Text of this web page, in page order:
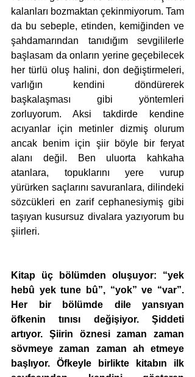
kalanları bozmaktan çekinmiyorum. Tam
da bu sebeple, etinden, kemiğinden ve
şahdamarından tanıdığım sevgililerle
başlasam da onların yerine geçebilecek
her türlü oluş halini, don değiştirmeleri,
varlığın kendini döndürerek
başkalaşması gibi yöntemleri
zorluyorum. Aksi takdirde kendine
acıyanlar için metinler dizmiş olurum
ancak benim için şiir böyle bir feryat
alanı değil. Ben uluorta kahkaha
atanlara, topuklarını yere vurup
yürürken saçlarını savuranlara, dilindeki
sözcükleri en zarif cephanesiymiş gibi
taşıyan kusursuz divalara yazıyorum bu
şiirleri.
Kitap üç bölümden oluşuyor: “yek
hebû yek tune bû”, “yok” ve “var”.
Her bir bölümde dile yansıyan
öfkenin tınısı değişiyor. Şiddeti
artıyor. Şiirin öznesi zaman zaman
sövmeye zaman zaman ah etmeye
başlıyor. Öfkeyle birlikte kitabın ilk